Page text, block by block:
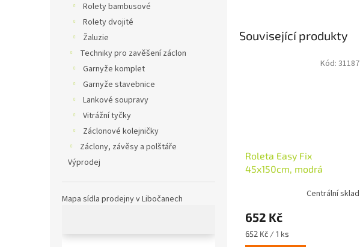
Rolety bambusové
Rolety dvojité
Žaluzie
Techniky pro zavěšení záclon
Garnyže komplet
Garnyže stavebnice
Lankové soupravy
Vitrážní tyčky
Záclonové kolejničky
Záclony, závěsy a polštáře
Výprodej
Mapa sídla prodejny v Libočanech
Související produkty
Roleta Easy Fix
45x150cm, modrá
Centrální sklad
652 Kč
Měrná
cena:
652 Kč / 1 ks
Kód: 31187